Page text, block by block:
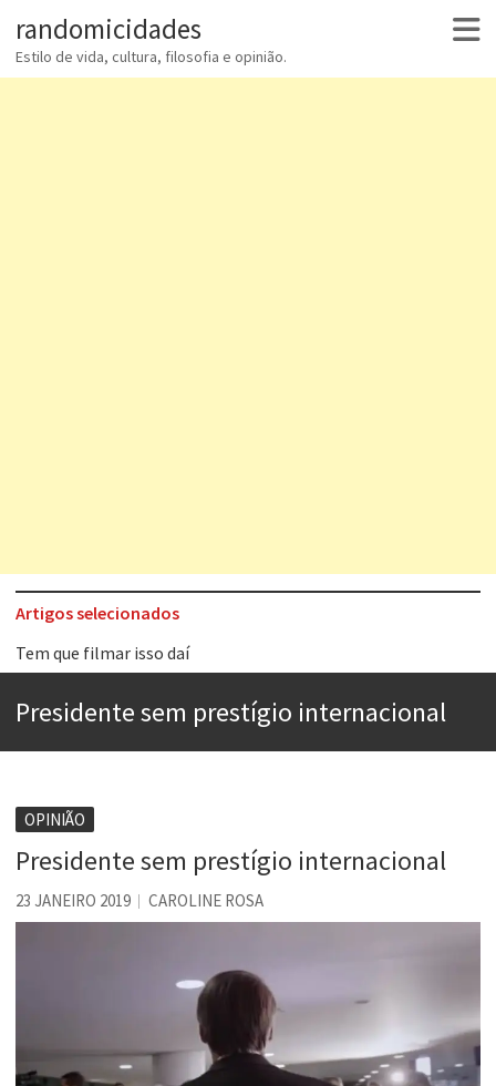
randomicidades
Estilo de vida, cultura, filosofia e opinião.
Artigos selecionados
Tem que filmar isso daí
Aprender a fracassar é o segredo do sucesso
Esse tal de Rock Gaúcho
Os causos de Jorge Luis Borges
Voto obrigatório é correto?
Presidente sem prestígio internacional
OPINIÃO
Presidente sem prestígio internacional
23 JANEIRO 2019 CAROLINE ROSA